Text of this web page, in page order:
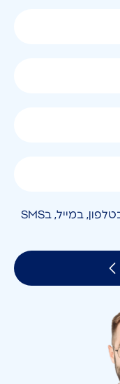
אני מאשר/ת קבלת חומר פרסומי בטלפון, במייל, בSMS